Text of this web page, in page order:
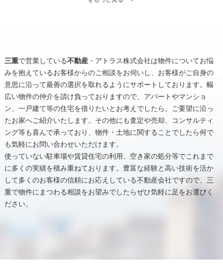
三重で営業している不動産・アトラス株式会社は物件についてお悩
みを抱えているお客様からのご相談をお伺いし、お客様がご自身の
意思に沿って最善の選択を取れるようにサポートしております。幅
広い物件の仲介を請け負っておりますので、アパートやマンショ
ン、一戸建て等の住宅を借りたいとお考えでしたら、ご要望に沿っ
たお家へご紹介いたします。その他にも査定や売却、コンサルティ
ング等も喜んで承っており、物件・土地に関することでしたら何で
も気軽にお問い合わせいただけます。
使っていない駐車場や賃貸住宅の利用、空き家の処分等でこれまで
に多くの実績を積み重ねております。豊富な経験と高い技術を活か
して多くのお客様の信頼にお応えしている不動産会社ですので、 三
重で物件にまつわる相談をお望みでしたらぜひ気軽に足をお運びく
ださい。